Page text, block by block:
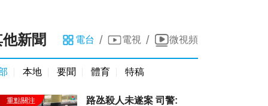
新聞 電台 / 電視 / 微視頻
本地 要聞 體育 特稿
路氹殺人未遂案 司警: